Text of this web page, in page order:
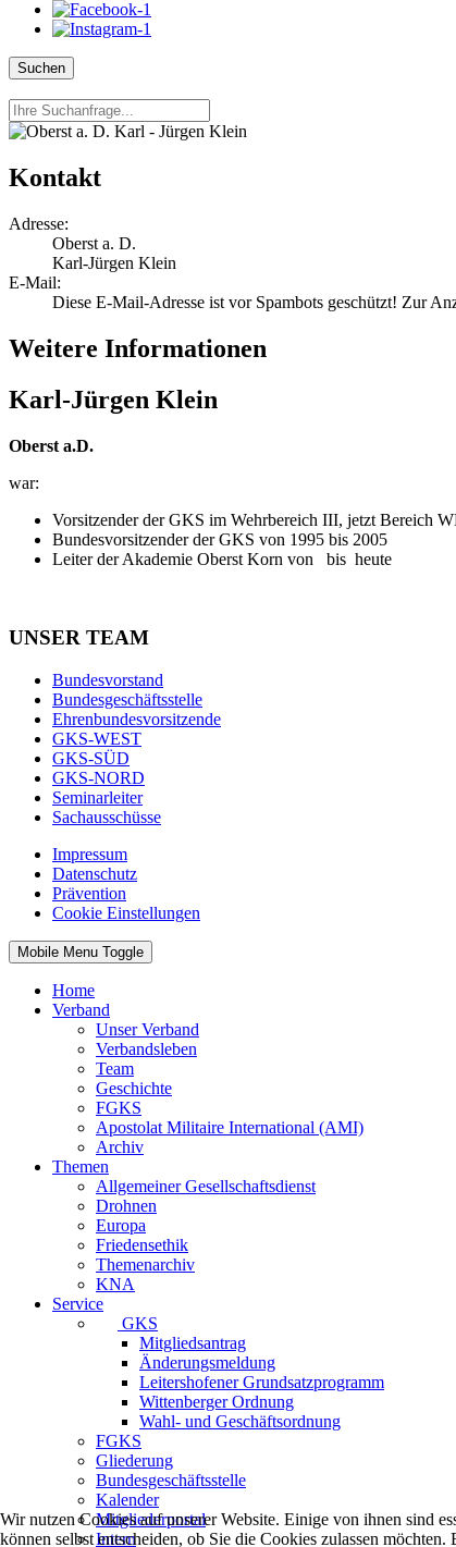
Suchen
Kontakt
Adresse:
Oberst a. D.
Karl-Jürgen Klein
E-Mail:
Diese E-Mail-Adresse ist vor Spambots geschützt! Zur
Weitere Informationen
Karl-Jürgen Klein
Oberst a.D.
war:
Vorsitzender der GKS im Wehrbereich III, jetzt
Bundesvorsitzender der GKS von 1995 bis 2005
Leiter der Akademie Oberst Korn von bis heute
UNSER TEAM
Bundesvorstand
Bundesgeschäftsstelle
Ehrenbundesvorsitzende
GKS-WEST
GKS-SÜD
GKS-NORD
Seminarleiter
Sachausschüsse
Impressum
Datenschutz
Prävention
Cookie Einstellungen
Mobile Menu Toggle
Home
Verband
Unser Verband
Verbandsleben
Team
Geschichte
FGKS
Apostolat Militaire International (AMI)
Archiv
Themen
Allgemeiner Gesellschaftsdienst
Drohnen
Europa
Friedensethik
Themenarchiv
KNA
Service
GKS
Mitgliedsantrag
Änderungsmeldung
Leitershofener Grundsatzprogramm
Wittenberger Ordnung
Wahl- und Geschäftsordnung
FGKS
Gliederung
Bundesgeschäftsstelle
Kalender
Mitgliederportal
Intern
Wir nutzen Cookies auf unserer Website. Einige von ihnen sind
können selbst entscheiden, ob Sie die Cookies zulassen